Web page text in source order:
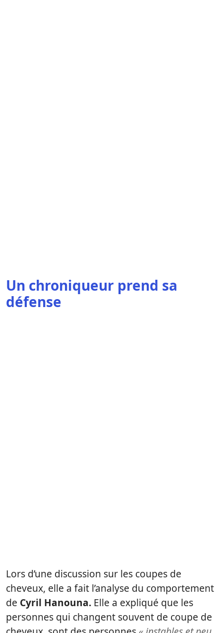
Un chroniqueur prend sa
défense
Lors d’une discussion sur les coupes de
cheveux, elle a fait l’analyse du comportement
de Cyril Hanouna. Elle a expliqué que les
personnes qui changent souvent de coupe de